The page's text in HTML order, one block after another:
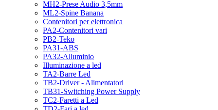
MH2-Prese Audio 3,5mm
ML2-Spine Banana
Contenitori per elettronica
PA2-Contenitori vari
PB2-Teko
PA31-ABS
PA32-Alluminio
Illuminazione a led
TA2-Barre Led
TB2-Driver - Alimentatori
TB31-Switching Power Supply
TC2-Faretti a Led